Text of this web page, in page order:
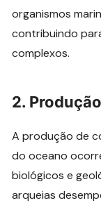
organismos
contribuindo
complexos.
2.
A produção de
do oceano
biológicos e
arqueias